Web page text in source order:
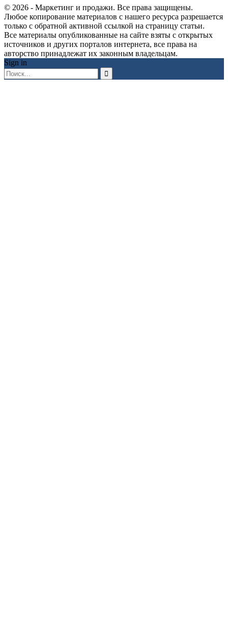
© 2026 - Маркетинг и продажи. Все права защищены.
Любое копирование материалов с нашего ресурса разрешается
только с обратной активной ссылкой на страницу статьи.
Все материалы опубликованные на сайте взяты с открытых
источников и других порталов интернета, все права на
авторство принадлежат их законным владельцам.
Sign in